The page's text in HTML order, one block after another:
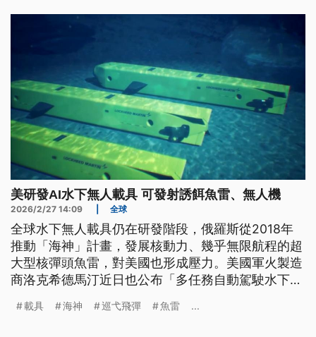
動。
美研發AI水下無人載具 可發射誘餌魚雷、無人機
2026/2/27 14:09 全球
全球水下無人載具仍在研發階段，俄羅斯從2018年
推動「海神」計畫，發展核動力、幾乎無限航程的超
大型核彈頭魚雷，對美國也形成壓力。美國軍火製造
商洛克希德馬汀近日也公布「多任務自動駕駛水下載
人機，強化海底作戰能力。
載具 海神 巡弋飛彈 魚雷 ...